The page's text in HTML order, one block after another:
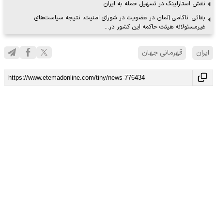
نقش استارلینک در تسهیل حمله به ایران
بقائی: ناکامی آلمان در عضویت در شورای امنیت، نتیجه سیاست‌های
غیرمسئولانه هیئت حاکمه این کشور در…
ایران قهرمانی جهان